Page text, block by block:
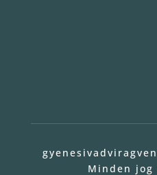
Minden